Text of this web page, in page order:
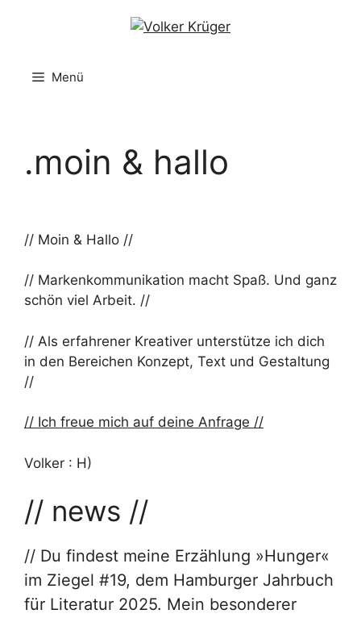
Menü
.moin & hallo
// Moin & Hallo //
// Markenkommunikation macht Spaß. Und ganz
schön viel Arbeit. //
// Als erfahrener Kreativer unterstütze ich dich
in den Bereichen Konzept, Text und Gestaltung
//
// Ich freue mich auf deine Anfrage //
Volker : H)
// news //
// Du findest meine Erzählung »Hunger«
im Ziegel #19, dem Hamburger Jahrbuch
für Literatur 2025. Mein besonderer